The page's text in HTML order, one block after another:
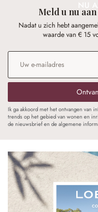
NU
Meld u nu
Nadat u zich hebt
waarde van € 15
E-mailadres
Ik ga akkoord met het ontvangen van
trends op het gebied van wonen en
de nieuwsbrief en de algemene